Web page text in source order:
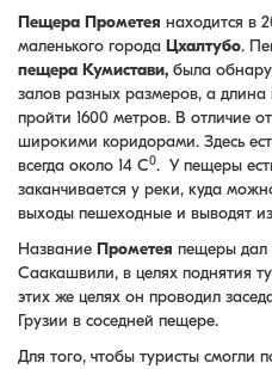
Пещера Прометея находится в
маленького города Цхалтубо.
пещера Кумистави, была
залов разных размеров, а длина
пройти 1600 метров. В отличие
широкими коридорами. Здесь
всегда около 14 C0. У пещеры
заканчивается у реки, куда
выходы пешеходные и выводят
Название Прометея пещеры дал
Саакашвили, в целях поднятия
этих же целях он проводил
Грузии в соседней пещере.
Для того, чтобы туристы смогли